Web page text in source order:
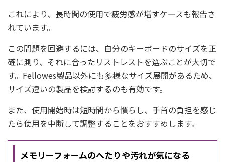
これにより、長時間の使用で疲労感が増すケースも報告さ
れています。
この問題を回避するには、自分のキーボードのサイズを正
確に測り、それに合ったリストレストを選ぶことが大切で
す。Fellowes製品以外にも多様なサイズ展開があるため、
サイズ違いの製品を検討するのも有効です。
また、使用開始時は短時間から慣らし、手首の負担を感じ
たら使用を中断して調整することをおすすめします。
メモリーフォームのへたりや汚れが気になる